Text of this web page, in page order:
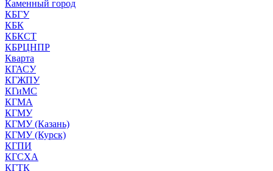
Каменный город
КБГУ
КБК
КБКСТ
КБРЦНПР
Кварта
КГАСУ
КГЖПУ
КГиМС
КГМА
КГМУ
КГМУ (Казань)
КГМУ (Курск)
КГПИ
КГСХА
КГТК